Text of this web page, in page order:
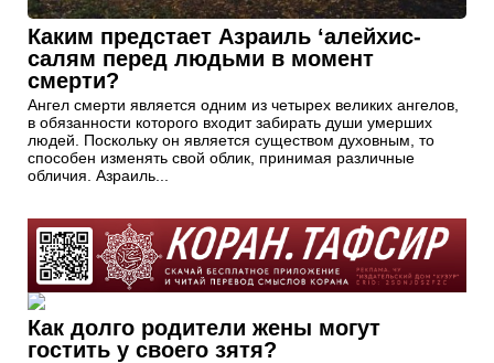
Каким предстает Азраиль ‘алейхис-
салям перед людьми в момент
смерти?
Ангел смерти является одним из четырех великих ангелов,
в обязанности которого входит забирать души умерших
людей. Поскольку он является существом духовным, то
способен изменять свой облик, принимая различные
обличия. Азраиль...
Как долго родители жены могут
гостить у своего зятя?